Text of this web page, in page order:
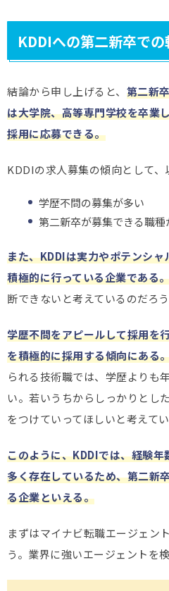
KDDIへの第二新卒での
結論から申し上げると、 第二新
は大学院、高等専門学校を卒業
採用に応募できる。
KDDIの求人募集の傾向として、
学歴不問の募集が多い
第二新卒が募集できる職種
また、KDDIは実力やポテンシ
積極的に行っている企業である
断できないと考えているのだろう
学歴不問をアピールして採用を
を積極的に採用する傾向にある
られる技術職では、学歴よりも
い。若いうちからしっかりとし
をつけていってほしいと考えてい
このように、KDDIでは、経験
多く存在しているため、第二新
る企業といえる。
まずはマイナビ転職エージェン
う。業界に強いエージェントを